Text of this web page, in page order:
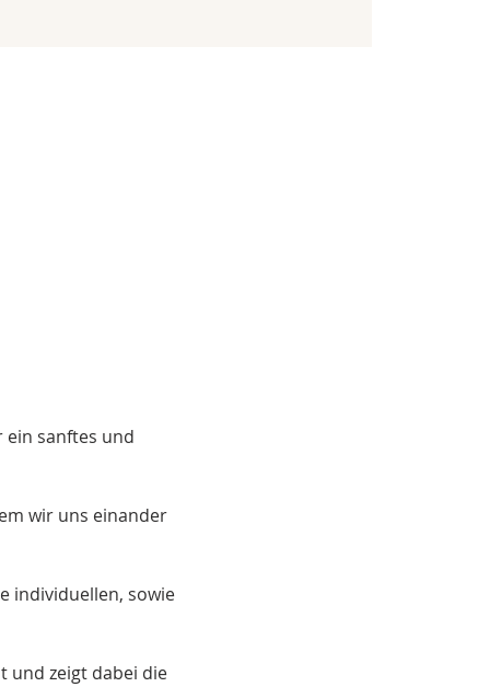
ein sanftes und
wir uns einander
individuellen, sowie
und zeigt dabei die